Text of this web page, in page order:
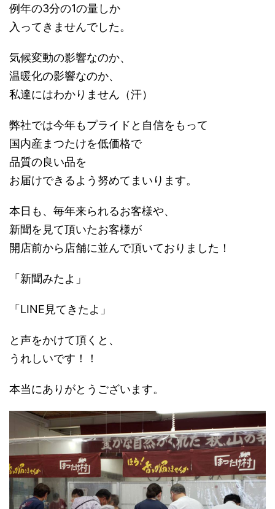
例年の3分の1の量しか
入ってきませんでした。
気候変動の影響なのか、
温暖化の影響なのか、
私達にはわかりません（汗）
弊社では今年もプライドと自信をもって
国内産まつたけを低価格で
品質の良い品を
お届けできるよう努めてまいります。
本日も、毎年来られるお客様や、
新聞を見て頂いたお客様が
開店前から店舗に並んで頂いておりました！
「新聞みたよ」
「LINE見てきたよ」
と声をかけて頂くと、
うれしいです！！
本当にありがとうございます。